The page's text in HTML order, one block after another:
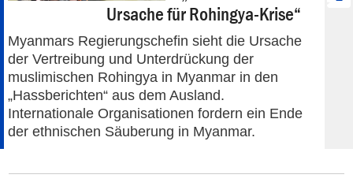
Ursache für Rohingya-Krise“
Myanmars Regierungschefin sieht die Ursache
der Vertreibung und Unterdrückung der
muslimischen Rohingya in Myanmar in den
„Hassberichten“ aus dem Ausland.
Internationale Organisationen fordern ein Ende
der ethnischen Säuberung in Myanmar.